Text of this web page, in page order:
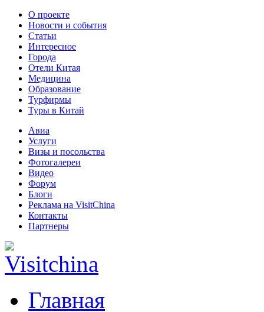
О проекте
Новости и события
Статьи
Интересное
Города
Отели Китая
Медицина
Образование
Турфирмы
Туры в Китай
Авиа
Услуги
Визы и посольства
Фотогалереи
Видео
Форум
Блоги
Реклама на VisitChina
Контакты
Партнеры
Главная